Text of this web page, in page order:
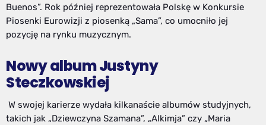
Buenos”. Rok później reprezentowała Polskę w Konkursie
Piosenki Eurowizji z piosenką „Sama”, co umocniło jej
pozycję na rynku muzycznym.
Nowy album Justyny
Steczkowskiej
W swojej karierze wydała kilkanaście albumów studyjnych,
takich jak „Dziewczyna Szamana”, „Alkimja” czy „Maria